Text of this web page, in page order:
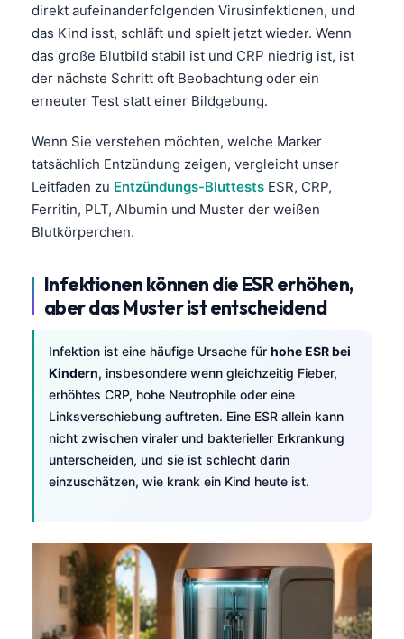
direkt aufeinanderfolgenden Virusinfektionen, und
das Kind isst, schläft und spielt jetzt wieder. Wenn
das große Blutbild stabil ist und CRP niedrig ist, ist
der nächste Schritt oft Beobachtung oder ein
erneuter Test statt einer Bildgebung.
Wenn Sie verstehen möchten, welche Marker
tatsächlich Entzündung zeigen, vergleicht unser
Leitfaden zu Entzündungs-Bluttests ESR, CRP,
Ferritin, PLT, Albumin und Muster der weißen
Blutkörperchen.
Infektionen können die ESR erhöhen,
aber das Muster ist entscheidend
Infektion ist eine häufige Ursache für hohe ESR bei
Kindern, insbesondere wenn gleichzeitig Fieber,
erhöhtes CRP, hohe Neutrophile oder eine
Linksverschiebung auftreten. Eine ESR allein kann
nicht zwischen viraler und bakterieller Erkrankung
unterscheiden, und sie ist schlecht darin
einzuschätzen, wie krank ein Kind heute ist.